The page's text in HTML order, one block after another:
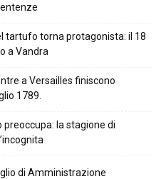
tartufo torna protagonista: il 18
a Vandra
a Versailles finiscono
1789.
la stagione di
di Amministrazione